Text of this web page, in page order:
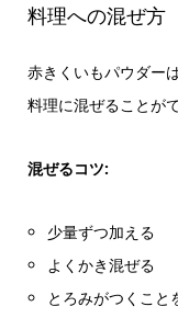
料理への混ぜ方
赤きくいもパウダー
料理に混ぜることが
混ぜるコツ:
少量ずつ加える
よくかき混ぜる
とろみがつくこと